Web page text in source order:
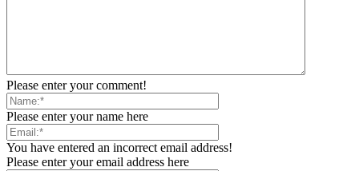
Please enter your comment!
Please enter your name here
You have entered an incorrect email address!
Please enter your email address here